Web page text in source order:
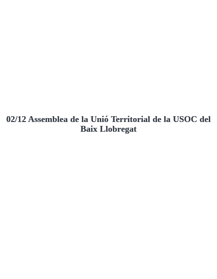
02/12 Assemblea de la Unió Territorial de la USOC del
Baix Llobregat